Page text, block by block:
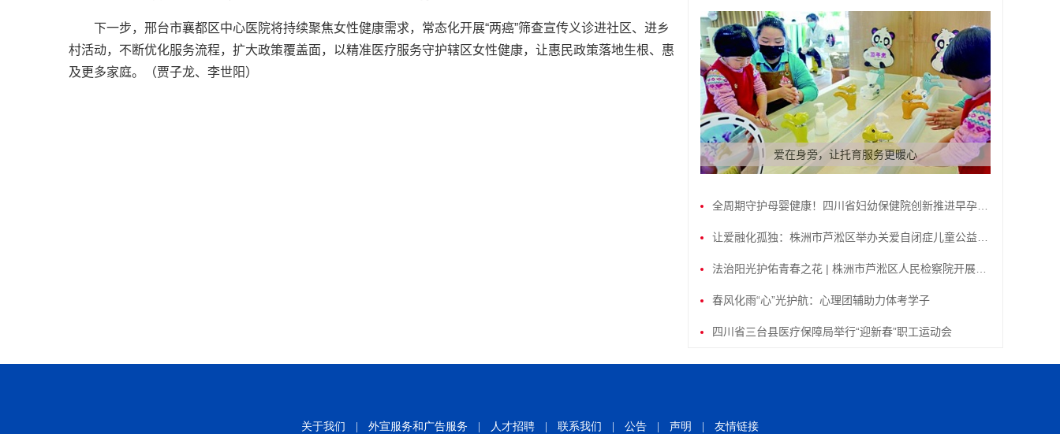
下一步，邢台市襄都区中心医院将持续聚焦女性健康需求，常态化开展“两癌”筛查宣传义诊进社区、进乡
村活动，不断优化服务流程，扩大政策覆盖面，以精准医疗服务守护辖区女性健康，让惠民政策落地生根、惠
及更多家庭。（贾子龙、李世阳）
爱在身旁，让托育服务更暖心
全周期守护母婴健康！四川省妇幼保健院创新推进早孕关爱行动
让爱融化孤独：株洲市芦淞区举办关爱自闭症儿童公益活动
法治阳光护佑青春之花 | 株洲市芦淞区人民检察院开展法治知识进校园活动
春风化雨“心”光护航：心理团辅助力体考学子
四川省三台县医疗保障局举行“迎新春”职工运动会